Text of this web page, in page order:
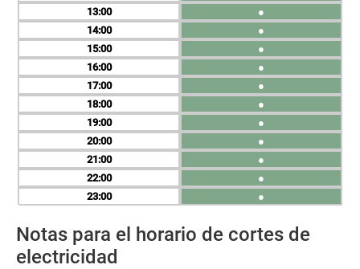
13
14
15
16
17
18
19
20
21
22
23
●
●
●
●
●
●
●
●
●
●
●
Notas para el horario de cortes de
electricidad